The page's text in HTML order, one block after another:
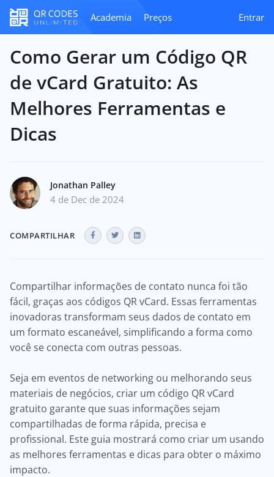
Academia Preços Entrar
Como Gerar um Código QR
de vCard Gratuito: As
Melhores Ferramentas e
Dicas
Jonathan Palley
4 de Dec de 2024
COMPARTILHAR
Compartilhar informações de contato nunca foi tão
fácil, graças aos códigos QR vCard. Essas ferramentas
inovadoras transformam seus dados de contato em
um formato escaneável, simplificando a forma como
você se conecta com outras pessoas.
Seja em eventos de networking ou melhorando seus
materiais de negócios, criar um código QR vCard
gratuito garante que suas informações sejam
compartilhadas de forma rápida, precisa e
profissional. Este guia mostrará como criar um usando
as melhores ferramentas e dicas para obter o máximo
impacto.